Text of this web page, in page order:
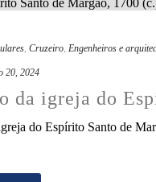
Cruzeiro Engenheiros e
20, 2024
da igreja do
do Espírito Santo de